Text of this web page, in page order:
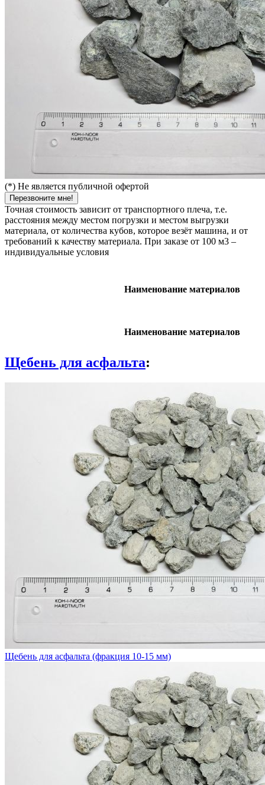
(*) Не является публичной офертой
Перезвоните мне!
Точная стоимость зависит от транспортного плеча, т.е.
расстояния между местом погрузки и местом выгрузки
материала, от количества кубов, которое везёт машина, и от
требований к качеству материала. При заказе от 100 м3 –
индивидуальные условия
Наименование материалов
Наименование материалов
Щебень для асфальта:
Щебень для асфальта (фракция 10-15 мм)